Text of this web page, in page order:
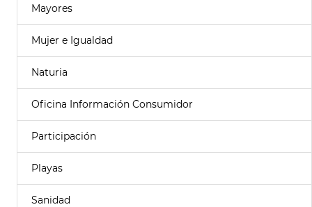
Mayores
Mujer e Igualdad
Naturia
Oficina Información Consumidor
Participación
Playas
Sanidad